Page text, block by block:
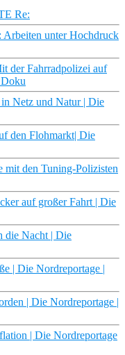
Re:
Arbeiten unter Hochdruck
der Fahrradpolizei auf
Netz und Natur | Die
den Flohmarkt| Die
mit den Tuning-Polizisten
auf großer Fahrt | Die
die Nacht | Die
| Die Nordreportage |
| Die Nordreportage |
| Die Nordreportage